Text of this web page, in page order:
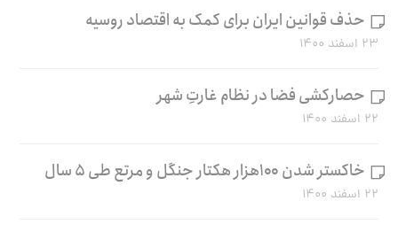
حذف قوانین ایران برای کمک به اقتصاد روسیه
۲۳ اسفند ۱۴۰۰
حصارکشی فضا در نظام غارتِ شهر
۲۲ اسفند ۱۴۰۰
خاکستر شدن ۱۰۰هزار هکتار جنگل و مرتع طی ۵ سال
۲۲ اسفند ۱۴۰۰